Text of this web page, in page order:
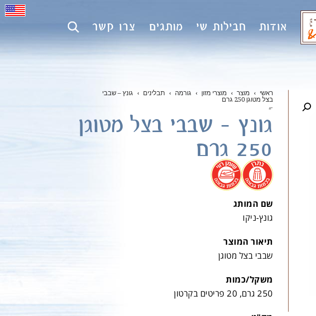
אודות חבילות שי מותגים צרו קשר
ראשי › מוצר › מוצרי מזון › גורמה › תבלינים ›
גונץ – שבבי
בצל מטוגן 250 גרם
.
.
גונץ – שבבי בצל מטוגן
250 גרם
.
.
שם המותג
גונץ-ניקו
תיאור המוצר
שבבי בצל מטוגן
משקל/כמות
250 גרם, 20 פריטים בקרטון